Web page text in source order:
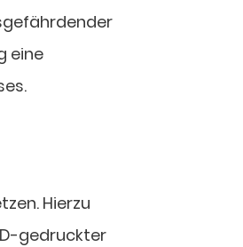
eine
Hierzu
gedruckter